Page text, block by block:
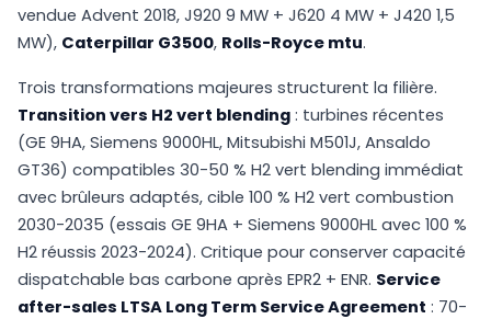
vendue Advent 2018, J920 9 MW + J620 4 MW + J420 1,5
MW), Caterpillar G3500, Rolls-Royce mtu.
Trois transformations majeures structurent la filière.
Transition vers H2 vert blending : turbines récentes
(GE 9HA, Siemens 9000HL, Mitsubishi M501J, Ansaldo
GT36) compatibles 30-50 % H2 vert blending immédiat
avec brûleurs adaptés, cible 100 % H2 vert combustion
2030-2035 (essais GE 9HA + Siemens 9000HL avec 100 %
H2 réussis 2023-2024). Critique pour conserver capacité
dispatchable bas carbone après EPR2 + ENR. Service
after-sales LTSA Long Term Service Agreement : 70-